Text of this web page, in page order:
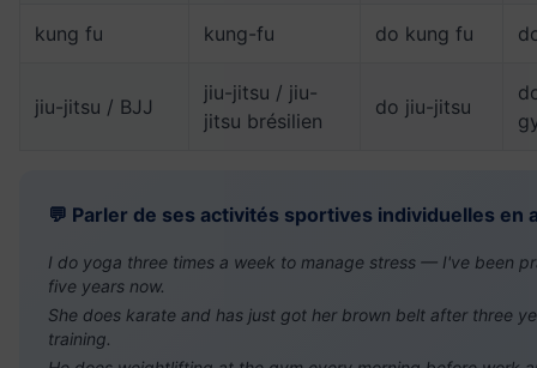
kung fu kung-fu do kung fu
jiu-jitsu / BJJ
jiu-jitsu / jiu-
jitsu brésilien
do jiu-jitsu
💬 Parler de ses activités sportives individuelles en
I do yoga three times a week to manage stress — I've been
five years now.
She does karate and has just got her brown belt after three
training.